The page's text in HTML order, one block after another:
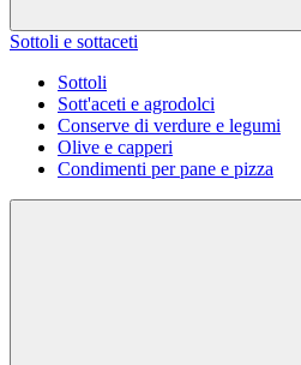
Sottoli e sottaceti
Sottoli
Sott'aceti e agrodolci
Conserve di verdure e legumi
Olive e capperi
Condimenti per pane e pizza